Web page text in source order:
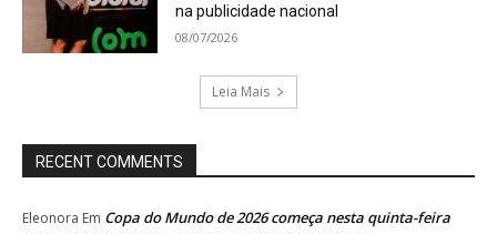
na publicidade nacional
08/07/2026
Leia Mais
RECENT COMMENTS
Eleonora Em Copa do Mundo de 2026 começa nesta quinta-feira